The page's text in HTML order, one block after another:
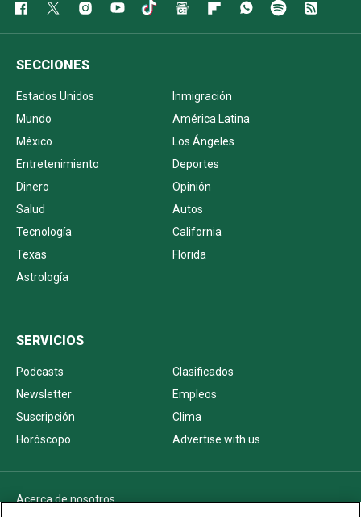
SECCIONES
Estados Unidos
Inmigración
Mundo
América Latina
México
Los Ángeles
Entretenimiento
Deportes
Dinero
Opinión
Salud
Autos
Tecnología
California
Texas
Florida
Astrología
SERVICIOS
Podcasts
Clasificados
Newsletter
Empleos
Suscripción
Clima
Horóscopo
Advertise with us
Acerca de nosotros